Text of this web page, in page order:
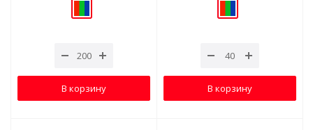
В корзину В корзину